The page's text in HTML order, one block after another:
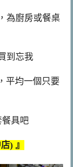
為廚房或餐桌
到忘我
平均一個只要
具吧
) 』